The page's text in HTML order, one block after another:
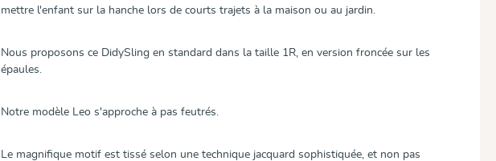
mettre l'enfant sur la hanche lors de courts trajets à la maison ou au jardin.
Nous proposons ce DidySling en standard dans la taille 1R, en version froncée sur les
épaules.
Notre modèle Leo s'approche à pas feutrés.
Le magnifique motif est tissé selon une technique jacquard sophistiquée, et non pas